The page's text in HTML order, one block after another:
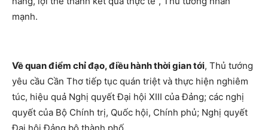
mạnh.
Về quan điểm chỉ đạo, điều hành thời gian tới, Thủ tướng
yêu cầu Cần Thơ tiếp tục quán triệt và thực hiện nghiêm
túc, hiệu quả Nghị quyết Đại hội XIII của Đảng; các nghị
quyết của Bộ Chính trị, Quốc hội, Chính phủ; Nghị quyết